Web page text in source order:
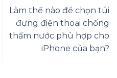
Làm thế nào để chọn túi
đựng điện thoại chống
thấm nước phù hợp cho
iPhone của bạn?